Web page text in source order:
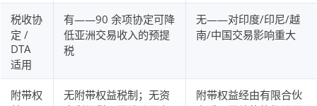
税收协
定 /
DTA
适用
有——90 余项协定可降
低亚洲交易收入的预提
税
无——对印度/印尼/越
南/中国交易影响重大
附带权
无附带权益税制；无资
附带权益经由有限合伙